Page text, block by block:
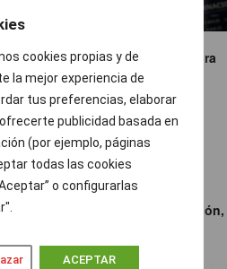
cookies propias y de
la mejor experiencia de
tus preferencias, elaborar
publicidad basada en
(por ejemplo, páginas
todas las cookies
o configurarlas
ACEPTAR
el pulso a ‘Maestros de la costura
aeropuertos europeos: hasta
en Iberoamérica: más regulación,